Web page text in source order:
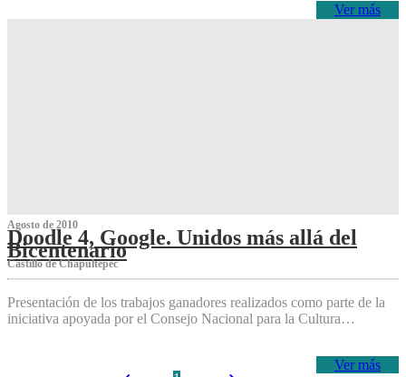
Ver más
Agosto de 2010
Doodle 4, Google. Unidos más allá del
Bicentenario
Castillo de Chapultepec
Presentación de los trabajos ganadores realizados como parte de la
iniciativa apoyada por el Consejo Nacional para la Cultura…
Ver más